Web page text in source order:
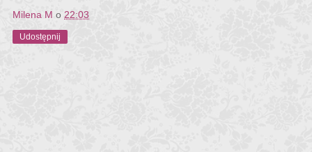
Milena M o 22:03
Udostępnij